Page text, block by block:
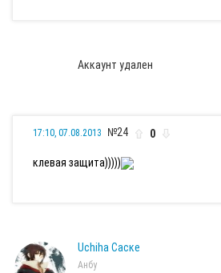
Аккаунт удален
17:10, 07.08.2013 №24 0
клевая защита)))))
Uchiha Саске
Анбу